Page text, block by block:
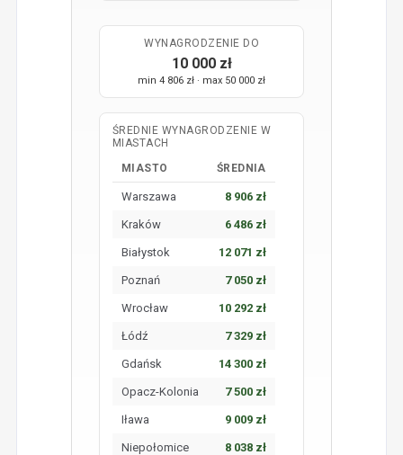
WYNAGRODZENIE DO
10 000 zł
min 4 806 zł · max 50 000 zł
ŚREDNIE WYNAGRODZENIE W
MIASTACH
MIASTO
ŚREDNIA
Warszawa 8 906 zł
Kraków 6 486 zł
Białystok 12 071 zł
Poznań 7 050 zł
Wrocław 10 292 zł
Łódź 7 329 zł
Gdańsk 14 300 zł
Opacz-Kolonia 7 500 zł
Iława 9 009 zł
Niepołomice 8 038 zł